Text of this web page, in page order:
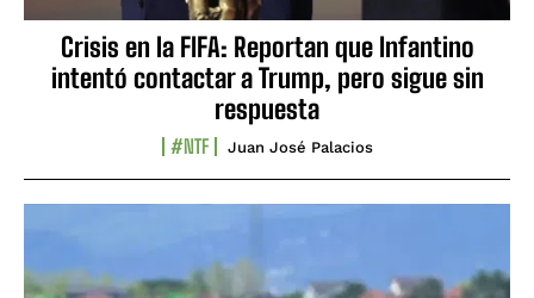
Crisis en la FIFA: Reportan que Infantino
intentó contactar a Trump, pero sigue sin
respuesta
#NTF Juan José Palacios